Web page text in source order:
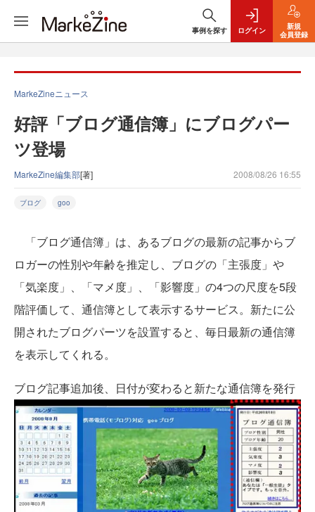
事例を探す ログイン
新規
会員登録
MarkeZineニュース
好評「ブログ通信簿」にブログパー
ツ登場
MarkeZine編集部[著] 2008/08/26 16:55
ブログ goo
「ブログ通信簿」は、あるブログの最新の記事からブ
ロガーの性別や年齢を推定し、ブログの「主張度」や
「気楽度」、「マメ度」、「影響度」の4つの尺度を5段
階評価して、通信簿として表示するサービス。新たに公
開されたブログパーツを設置すると、毎日最新の通信簿
を表示してくれる。
ブログ記事追加後、日付が変わると新たな通信簿を発行